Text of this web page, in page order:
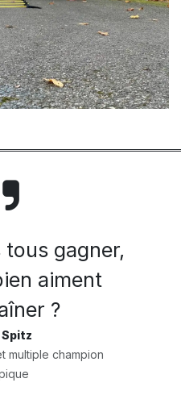
tous gagner,
aiment
?
multiple champion